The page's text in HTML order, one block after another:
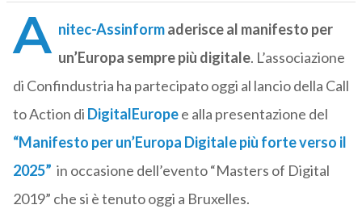
A nitec-Assinformaderisce al manifesto per
un’Europa sempre più digitale. L’associazione
di Confindustria ha partecipato oggi al lancio della Call
to Action di DigitalEuropee alla presentazione del
“Manifesto per un’Europa Digitale più forte verso il
2025” in occasione dell’evento “Masters of Digital
2019” che si è tenuto oggi a Bruxelles.